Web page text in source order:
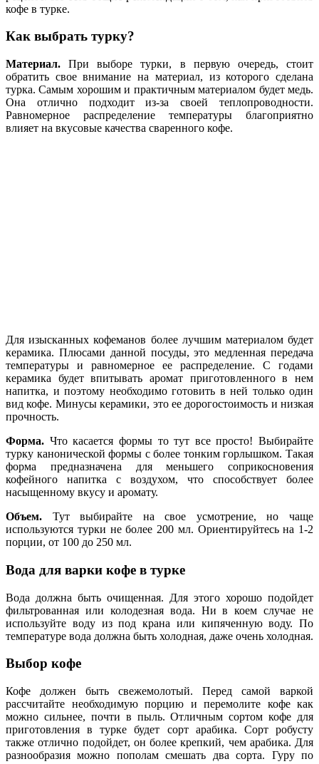
кофе в турке.
Как выбрать турку?
Материал. При выборе турки, в первую очередь, стоит
обратить свое внимание на материал, из которого сделана
турка. Самым хорошим и практичным материалом будет медь.
Она отлично подходит из-за своей теплопроводности.
Равномерное распределение температуры благоприятно
влияет на вкусовые качества сваренного кофе.
Для изысканных кофеманов более лучшим материалом будет
керамика. Плюсами данной посуды, это медленная передача
температуры и равномерное ее распределение. С годами
керамика будет впитывать аромат приготовленного в нем
напитка, и поэтому необходимо готовить в ней только один
вид кофе. Минусы керамики, это ее дорогостоимость и низкая
прочность.
Форма. Что касается формы то тут все просто! Выбирайте
турку канонической формы с более тонким горлышком. Такая
форма предназначена для меньшего соприкосновения
кофейного напитка с воздухом, что способствует более
насыщенному вкусу и аромату.
Объем. Тут выбирайте на свое усмотрение, но чаще
используются турки не более 200 мл. Ориентируйтесь на 1-2
порции, от 100 до 250 мл.
Вода для варки кофе в турке
Вода должна быть очищенная. Для этого хорошо подойдет
фильтрованная или колодезная вода. Ни в коем случае не
используйте воду из под крана или кипяченную воду. По
температуре вода должна быть холодная, даже очень холодная.
Выбор кофе
Кофе должен быть свежемолотый. Перед самой варкой
рассчитайте необходимую порцию и перемолите кофе как
можно сильнее, почти в пыль. Отличным сортом кофе для
приготовления в турке будет сорт арабика. Сорт робусту
также отлично подойдет, он более крепкий, чем арабика. Для
разнообразия можно пополам смешать два сорта. Гуру по